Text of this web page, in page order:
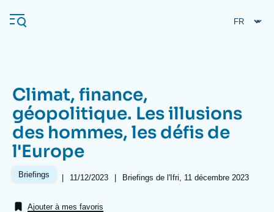
au
contenu
Navigation
principale
L'Ifri
Analyses
Climat, finance,
géopolitique. Les illusions
des hommes, les défis de
l'Europe
Briefings |
Date
publication
11/12/2023 | Références
Briefings de l'Ifri, 11 décembre 2023
Ajouter à mes favoris